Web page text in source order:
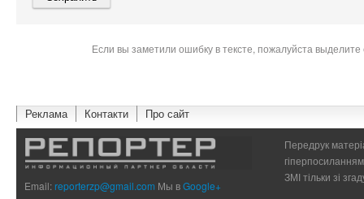
Если вы заметили ошибку в тексте, пожалуйста
Реклама Контакти Про сайт
Email:reporterzp@gmail.com Мы вGoogle+
Передрук
ЗМІ тільки зі